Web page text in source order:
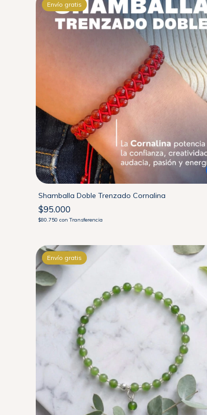
Envío gratis
Shamballa Doble Trenzado Cornalina
$95.000
$80.750 con Transferencia
Envío gratis